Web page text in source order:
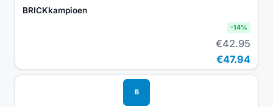
BRICKkampioen
-14%
€42.95
€47.94
B